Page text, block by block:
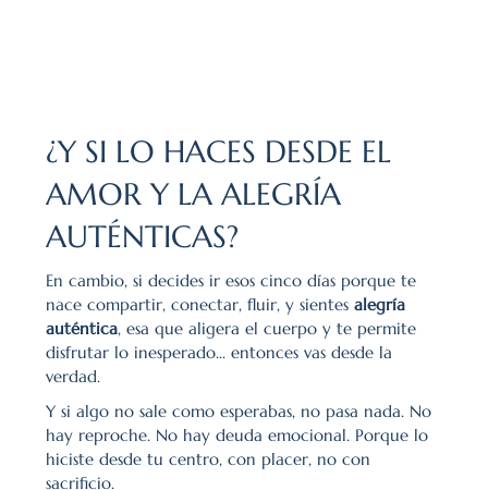
¿Y SI LO HACES DESDE EL
AMOR Y LA ALEGRÍA
AUTÉNTICAS?
En cambio, si decides ir esos cinco días porque te
nace compartir, conectar, fluir, y sientes alegría
auténtica, esa que aligera el cuerpo y te permite
disfrutar lo inesperado... entonces vas desde la
verdad.
Y si algo no sale como esperabas, no pasa nada. No
hay reproche. No hay deuda emocional. Porque lo
hiciste desde tu centro, con placer, no con
sacrificio.